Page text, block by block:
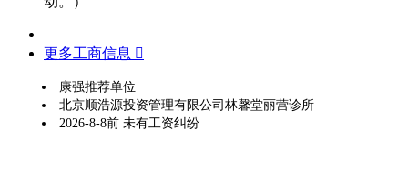
更多工商信息 
康强推荐单位
北京顺浩源投资管理有限公司林馨堂丽营诊所
2026-8-8前 未有工资纠纷